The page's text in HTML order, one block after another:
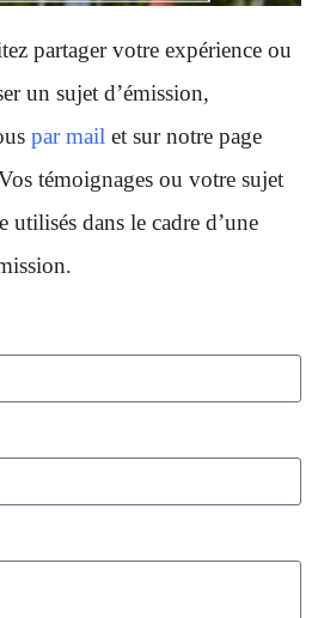
partager votre expérience ou
un sujet d’émission,
par mail et sur notre page
témoignages ou votre sujet
utilisés dans le cadre d’une